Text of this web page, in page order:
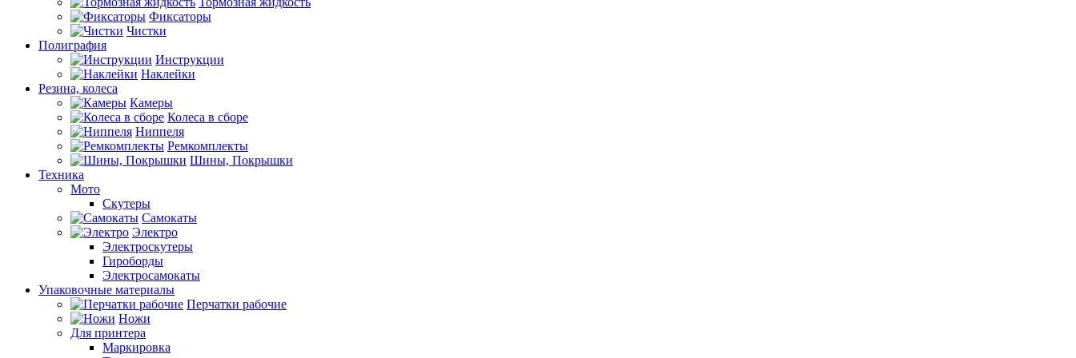
Фиксаторы
Чистки
Полиграфия
Инструкции
Наклейки
Резина, колеса
Камеры
Колеса в сборе
Ниппеля
Ремкомплекты
Шины, Покрышки
Техника
Мото
Скутеры
Самокаты
Электро
Электроскутеры
Гироборды
Электросамокаты
Упаковочные материалы
Перчатки рабочие
Ножи
Для принтера
Маркировка